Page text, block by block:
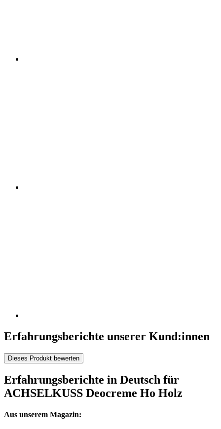
Erfahrungsberichte unserer Kund:innen
Dieses Produkt bewerten
Erfahrungsberichte in Deutsch für
ACHSELKUSS Deocreme Ho Holz
Aus unserem Magazin: